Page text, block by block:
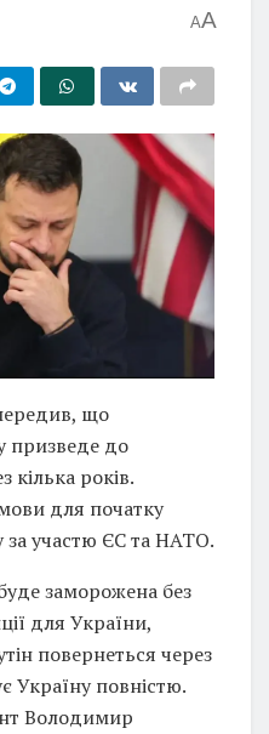
AA
що
призведе до
кілька років.
для початку
за участю ЄС та НАТО.
заморожена без
для України,
повернеться через
Україну повністю.
Володимир